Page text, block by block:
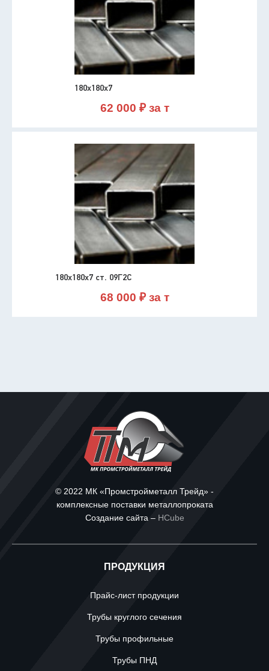
180х180х7
62 000 ₽ за т
180х180х7 ст. 09Г2С
68 000 ₽ за т
© 2022 МК «Промстройметалл Трейд» -
комплексные поставки металлопроката
Создание сайта – HCube
ПРОДУКЦИЯ
Прайс-лист продукции
Трубы круглого сечения
Трубы профильные
Трубы ПНД